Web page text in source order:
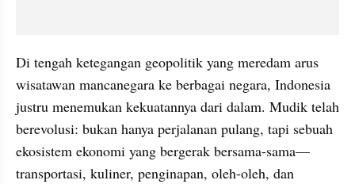
Di tengah ketegangan geopolitik yang meredam arus
wisatawan mancanegara ke berbagai negara, Indonesia
justru menemukan kekuatannya dari dalam. Mudik telah
berevolusi: bukan hanya perjalanan pulang, tapi sebuah
ekosistem ekonomi yang bergerak bersama-sama—
transportasi, kuliner, penginapan, oleh-oleh, dan